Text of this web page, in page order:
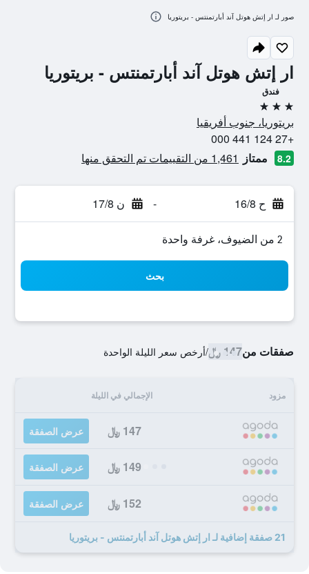
ار إتش هوتل آند أبارتمنتس - بريتوريا
فندق
3 نجوم
بريتوريا، جنوب أفريقيا
+27 124 441 000
8.2 ممتاز 1,461 من التقييمات تم التحقق منها
ح 16/8 - ن 17/8
2 من الضيوف، غرفة واحدة
بحث
صفقات من147 ﷼ /أرخص سعر الليلة الواحدة
مزود الإجمالي في الليلة
147 ﷼ عرض الصفقة
149 ﷼ عرض الصفقة
152 ﷼ عرض الصفقة
21 صفقة إضافية لـ ار إتش هوتل آند أبارتمنتس - بريتوريا
صور لـ ار إتش هوتل آند أبارتمنتس - بريتوريا